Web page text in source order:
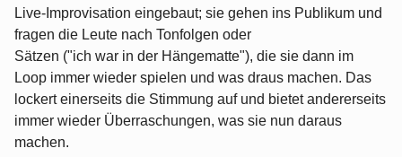
Live-Improvisation eingebaut; sie gehen ins Publikum und
fragen die Leute nach Tonfolgen oder
Sätzen ("ich war in der Hängematte"), die sie dann im
Loop immer wieder spielen und was draus machen. Das
lockert einerseits die Stimmung auf und bietet andererseits
immer wieder Überraschungen, was sie nun daraus
machen.